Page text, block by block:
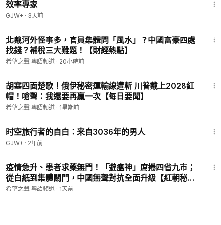
效率專家
GJW+ · 3天前
北戴河外怪事多，官員集體問「風水」？中國富豪四處
找錢？補稅三大難題！【財經熱點】
希望之聲 粵語頻道 · 20小時前
胡塞四面楚歌！俄伊秘密運輸線遭斬 川普戴上2028紅
帽！嗆聲：我還要再贏一次【每日要聞】
希望之聲 粵語頻道 · 1星期前
时空旅行者的自白：来自3036年的男人
GJW+ · 2年前
疫情急升、患者求藥無門！「避瘟神」席捲四省九市；
從白紙到集體關門，中國無聲對抗全面升級【紅朝秘
聞】
希望之聲 粵語頻道 · 1天前